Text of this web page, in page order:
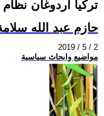
تركيا أردوغان
حازم عبد الله
2019 / 5 / 2
مواضيع وابحاث سياسية